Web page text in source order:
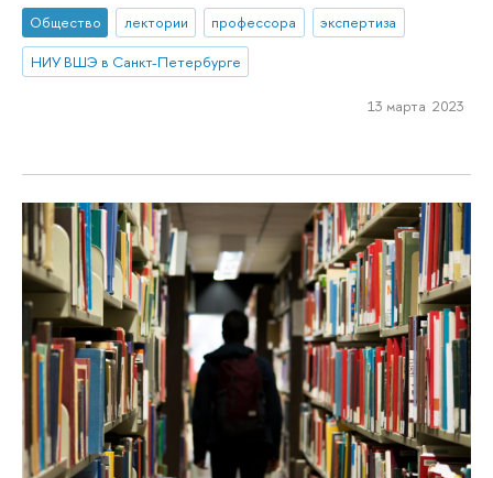
Общество лектории профессора
экспертиза
НИУ ВШЭ в Санкт-Петербурге
13 марта 2023